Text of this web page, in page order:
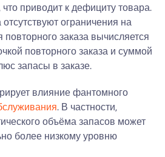
, что приводит к дефициту товара.
ограничения на
повторного заказа вычисляется
повторного заказа и суммой
запасы в заказе.
влияние фантомного
. В частности,
объёма запасов может
более низкому уровню